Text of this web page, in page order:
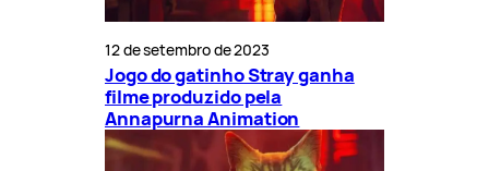
12 de setembro de 2023
Jogo do gatinho Stray ganha
filme produzido pela
Annapurna Animation